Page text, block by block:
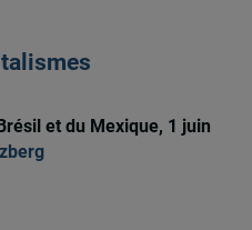
et du Mexique, 1 juin